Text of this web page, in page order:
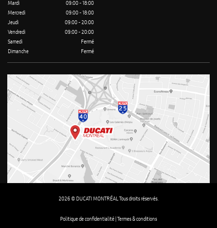
Mardi
09:00 - 18:00
Mercredi
09:00 - 18:00
Jeudi
09:00 - 20:00
Vendredi
09:00 - 20:00
Samedi
Fermé
Dimanche
Fermé
2026 © DUCATI MONTRÉAL Tous droits réservés.
Politique de confidentialité | Termes & conditions